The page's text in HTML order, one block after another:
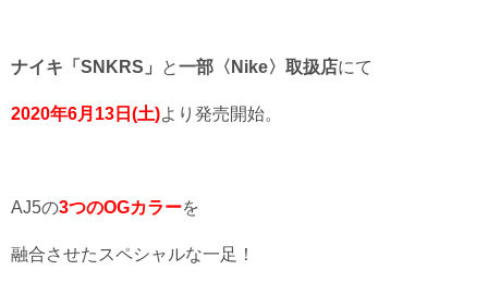
ナイキ「SNKRS」 と一部〈Nike〉 取扱店にて
2020年6月13日(土)より発売開始。
AJ5の3つのOGカラーを
融合させたスペシャルな一足！